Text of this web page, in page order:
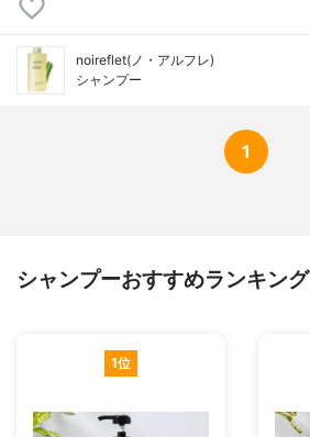
noireflet(ノ・アルフレ)
シャンプー
1
シャンプーおすすめランキング
1位